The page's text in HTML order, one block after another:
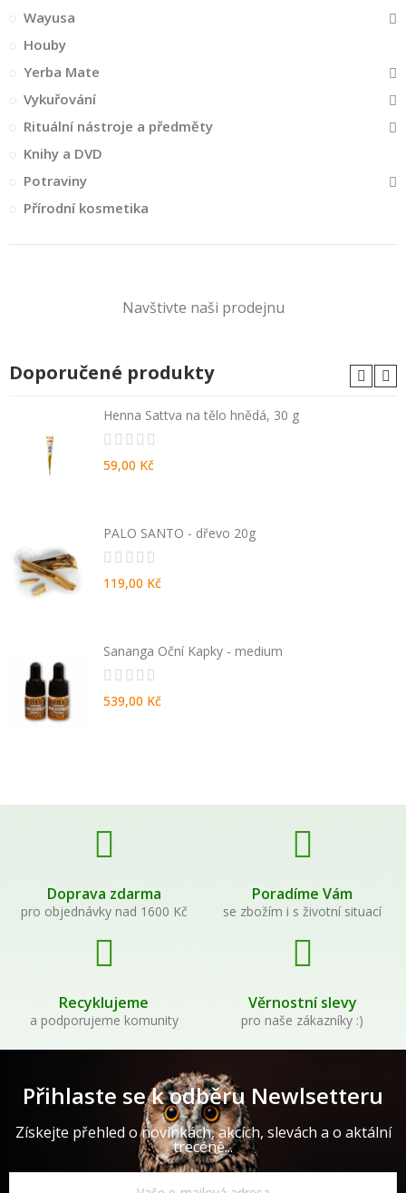
Wayusa
Houby
Yerba Mate
Vykuřování
Rituální nástroje a předměty
Knihy a DVD
Potraviny
Přírodní kosmetika
Navštivte naši prodejnu
Doporučené produkty
Henna Sattva na tělo hnědá, 30 g
59,00 Kč
PALO SANTO - dřevo 20g
119,00 Kč
Sananga Oční Kapky - medium
539,00 Kč
Doprava zdarma
pro objednávky nad 1600 Kč
Poradíme Vám
se zbožím i s životní situací
Recyklujeme
a podporujeme komunity
Věrnostní slevy
pro naše zákazníky :)
Přihlaste se k odběru Newlsetteru
Získejte přehled o novinkách, akcích, slevách a o aktální
trecéně...